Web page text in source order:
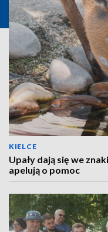
KIELCE
Upały dają się we
apelują o pomoc